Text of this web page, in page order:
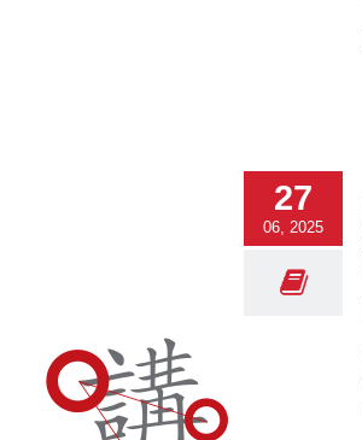
27
06, 2025